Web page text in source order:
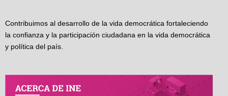
Contribuimos al desarrollo de la vida democrática fortaleciendo
la confianza y la participación ciudadana en la vida democrática
y política del país.